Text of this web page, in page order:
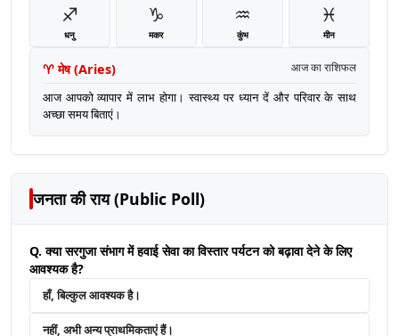
♐
धनु
♑
मकर
♒
कुंभ
♓
मीन
♈ मेष(Aries) आज का राशिफल
आज आपको व्यापार में लाभ होगा। स्वास्थ्य पर ध्यान दें और परिवार के साथ
अच्छा समय बिताएं।
जनता की राय (Public Poll)
Q. क्या सरगुजा संभाग में हवाई सेवा का विस्तार पर्यटन को बढ़ावा देने के लिए
आवश्यक है?
हाँ, बिल्कुल आवश्यक है।
नहीं, अभी अन्य प्राथमिकताएं हैं।